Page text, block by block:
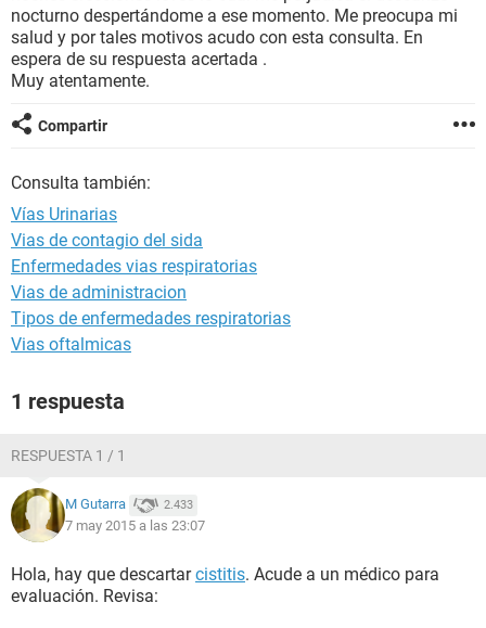
GLOSARIO
nocturno despertándome a ese momento. Me preocupa mi
salud y por tales motivos acudo con esta consulta. En
espera de su respuesta acertada .
Muy atentamente.
Compartir
Consulta también:
Vías Urinarias
Vias de contagio del sida
Enfermedades vias respiratorias
Vias de administracion
Tipos de enfermedades respiratorias
Vias oftalmicas
1 respuesta
RESPUESTA 1 / 1
M Gutarra 2.433
7 may 2015 a las 23:07
Hola, hay que descartarcistitis. Acude a un médico para
evaluación. Revisa: